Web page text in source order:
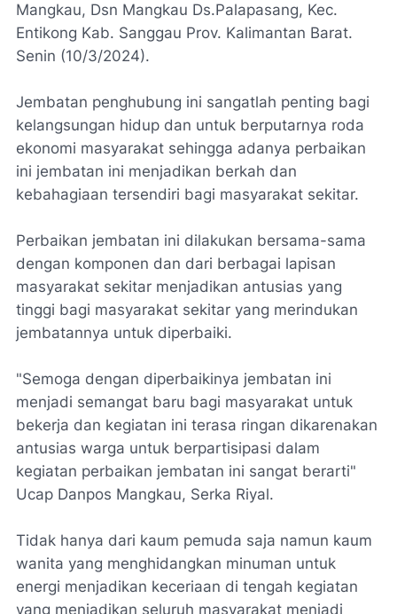
Mangkau, Dsn Mangkau Ds.Palapasang, Kec.
Entikong Kab. Sanggau Prov. Kalimantan Barat.
Senin (10/3/2024).
Jembatan penghubung ini sangatlah penting bagi
kelangsungan hidup dan untuk berputarnya roda
ekonomi masyarakat sehingga adanya perbaikan
ini jembatan ini menjadikan berkah dan
kebahagiaan tersendiri bagi masyarakat sekitar.
Perbaikan jembatan ini dilakukan bersama-sama
dengan komponen dan dari berbagai lapisan
masyarakat sekitar menjadikan antusias yang
tinggi bagi masyarakat sekitar yang merindukan
jembatannya untuk diperbaiki.
"Semoga dengan diperbaikinya jembatan ini
menjadi semangat baru bagi masyarakat untuk
bekerja dan kegiatan ini terasa ringan dikarenakan
antusias warga untuk berpartisipasi dalam
kegiatan perbaikan jembatan ini sangat berarti"
Ucap Danpos Mangkau, Serka Riyal.
Tidak hanya dari kaum pemuda saja namun kaum
wanita yang menghidangkan minuman untuk
energi menjadikan keceriaan di tengah kegiatan
yang menjadikan seluruh masyarakat menjadi